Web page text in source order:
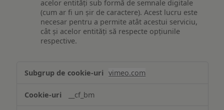
acelor entități sub formă de semnale digitale
(cum ar fi un șir de caractere). Acest lucru este
necesar pentru a permite atât acestui serviciu,
cât și acelor entități să respecte opțiunile
respective.
Asigurarea
funcționalităților
website-
ului
vimeo.com
__cf_bm